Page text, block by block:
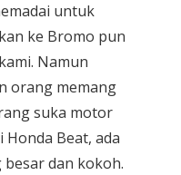
untuk
ke Bromo pun
Namun
orang memang
suka motor
Beat, ada
dan kokoh.